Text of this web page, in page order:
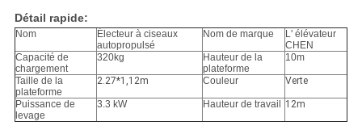
Détail rapide:
Nom
Électeur à ciseaux
autopropulsé
Nom de marque
L' élévateur
CHEN
Capacité de
chargement
320kg
Hauteur de la
plateforme
10m
Taille de la
plateforme
2.27*1,12m Couleur Verte
Puissance de
levage
3.3 kW Hauteur de travail 12m